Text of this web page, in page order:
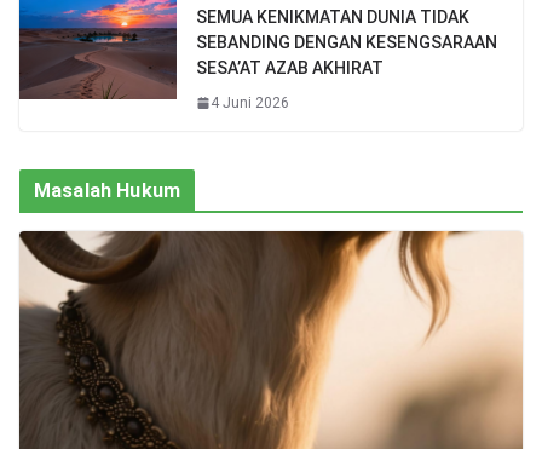
SEMUA KENIKMATAN DUNIA TIDAK
SEBANDING DENGAN KESENGSARAAN
SESA’AT AZAB AKHIRAT
4 Juni 2026
Masalah Hukum